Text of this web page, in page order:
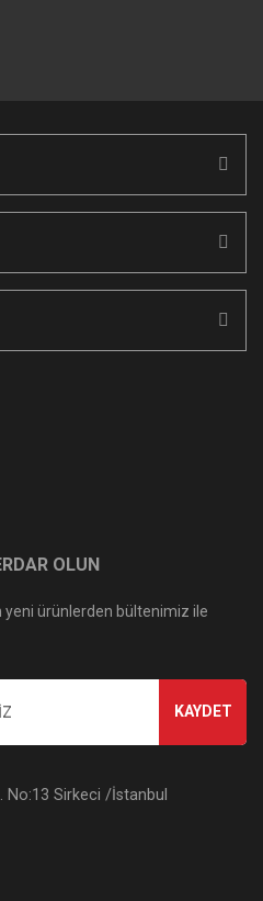
OLUN
yeni ürünlerden bültenimiz ile
KAYDET
No:13 Sirkeci /İstanbul